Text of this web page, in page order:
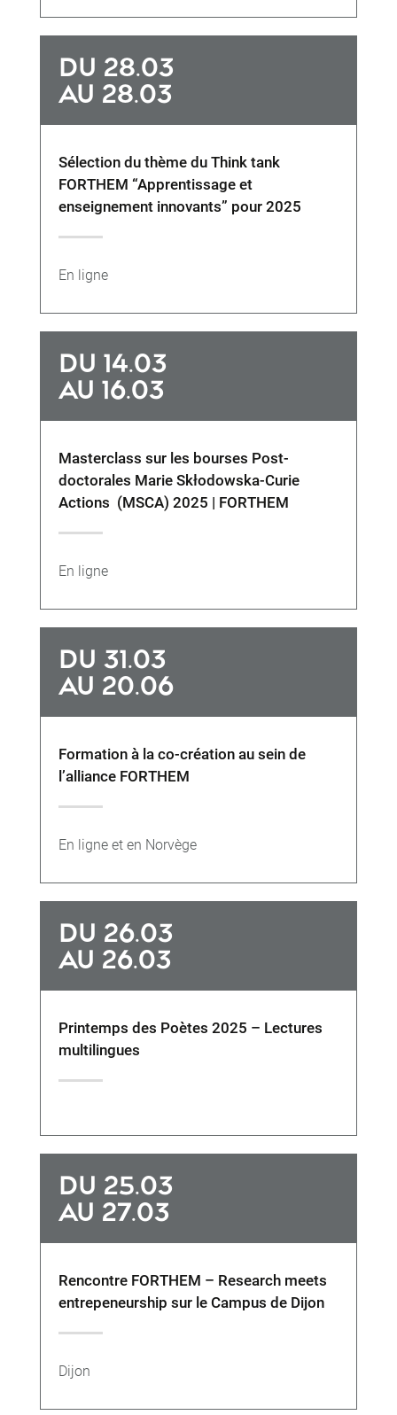
DU 28.03
AU 28.03
Sélection du thème du Think tank
FORTHEM “Apprentissage et
enseignement innovants” pour 2025
En ligne
DU 14.03
AU 16.03
Masterclass sur les bourses Post-
doctorales Marie Skłodowska-Curie
Actions (MSCA) 2025 | FORTHEM
En ligne
DU 31.03
AU 20.06
Formation à la co-création au sein de
l’alliance FORTHEM
En ligne et en Norvège
DU 26.03
AU 26.03
Printemps des Poètes 2025 – Lectures
multilingues
DU 25.03
AU 27.03
Rencontre FORTHEM – Research meets
entrepeneurship sur le Campus de Dijon
Dijon